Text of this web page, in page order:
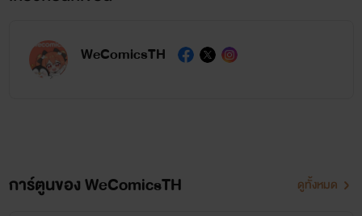
WeComicsTH
การ์ตูนของ WeComicsTH ดูทั้งหมด